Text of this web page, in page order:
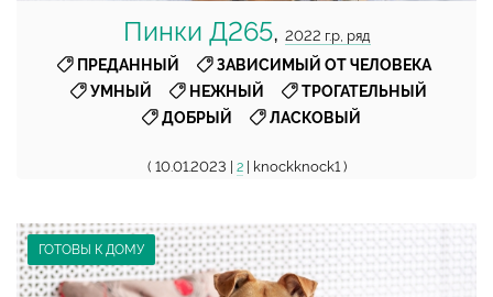
Пинки Д265, 2022 г.р, ряд
ПРЕДАННЫЙ
ЗАВИСИМЫЙ ОТ ЧЕЛОВЕКА,
УМНЫЙ НЕЖНЫЙ ТРОГАТЕЛЬНЫЙ
ДОБРЫЙ ЛАСКОВЫЙ
( 10.01.2023 | 2| knockknock1 )
ГОТОВЫ К ДОМУ